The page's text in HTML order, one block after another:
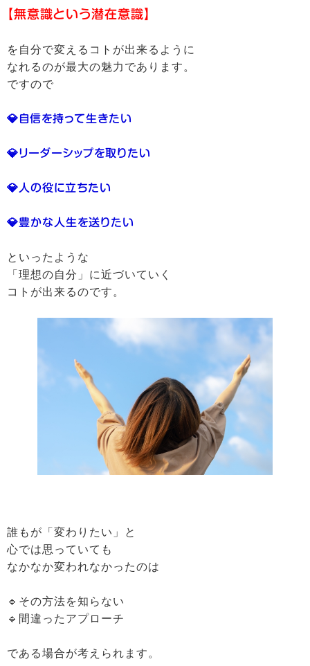
【無意識という潜在意識】
を自分で変えるコトが出来るように
なれるのが最大の魅力であります。
ですので
💎自信を持って生きたい
💎リーダーシップを取りたい
💎人の役に立ちたい
💎豊かな人生を送りたい
といったような
「理想の自分」に近づいていく
コトが出来るのです。
誰もが「変わりたい」と
心では思っていても
なかなか変われなかったのは
🔹その方法を知らない
🔹間違ったアプローチ
である場合が考えられます。